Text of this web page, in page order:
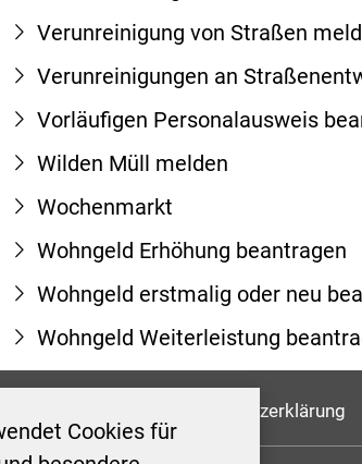
Cookies für
Verunreinigung von Straßen
Verunreinigungen an
Vorläufigen Personalausweis
Wilden Müll melden
Wochenmarkt
Wohngeld Erhöhung beantragen
Wohngeld erstmalig oder neu
Wohngeld Weiterleistung
Datenschutzerklärung